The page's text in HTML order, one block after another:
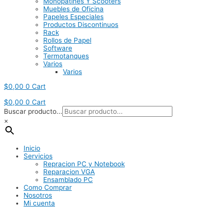
Muebles de Oficina
Papeles Especiales
Productos Discontinuos
Rack
Rollos de Papel
Software
Termotanques
Varios
Varios
$0,00 0 Cart
$0,00 0 Cart
Buscar producto...
×
Inicio
Servicios
Repracion PC y Notebook
Reparacion VGA
Ensamblado PC
Como Comprar
Nosotros
Mi cuenta